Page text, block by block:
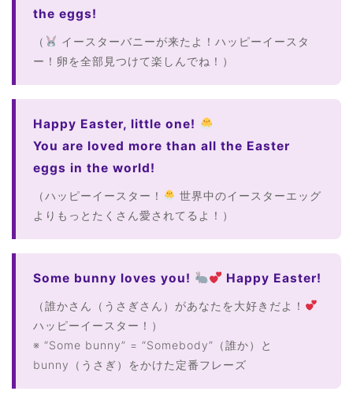
the eggs!
（
イースターバニーが来たよ！ハッピーイースタ
ー！卵を全部見つけて楽しんでね！）
Happy Easter, little one!
You are loved more than all the Easter
eggs in the world!
（ハッピーイースター！
世界中のイースターエッグ
よりもっとたくさん愛されてるよ！）
Some bunny loves you! Happy Easter!
（誰かさん（うさぎさん）があなたを大好きだよ！
ハッピーイースター！）
※ “Some bunny” = “Somebody”（誰か）と
bunny（うさぎ）をかけた定番フレーズ